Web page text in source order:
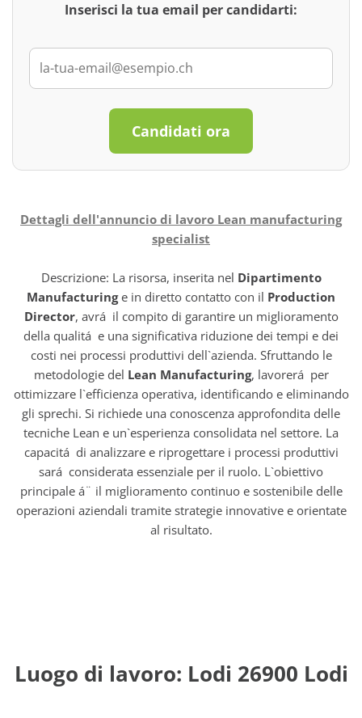
Inserisci la tua email per candidarti:
Candidati ora
Dettagli dell'annuncio di lavoro Lean manufacturing
specialist
Descrizione: La risorsa, inserita nel Dipartimento
Manufacturinge in diretto contatto con il Production
Director, avrá il compito di garantire un miglioramento
della qualitá e una significativa riduzione dei tempi e dei
costi nei processi produttivi dell`azienda. Sfruttando le
metodologie del Lean Manufacturing, lavorerá per
ottimizzare l`efficienza operativa, identificando e eliminando
gli sprechi. Si richiede una conoscenza approfondita delle
tecniche Lean e un`esperienza consolidata nel settore. La
capacitá di analizzare e riprogettare i processi produttivi
sará considerata essenziale per il ruolo. L`obiettivo
principale á¨ il miglioramento continuo e sostenibile delle
operazioni aziendali tramite strategie innovative e orientate
al risultato.
Luogo di lavoro: Lodi 26900 Lodi